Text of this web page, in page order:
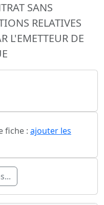
SANS
RELATIVES
L'EMETTEUR DE
fiche : ajouter les